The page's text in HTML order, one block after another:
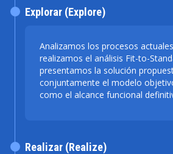
Analizamos los procesos
realizamos el análisis Fit-to-
presentamos la solución
conjuntamente el modelo
como el alcance funcional
Explorar (Explore)
Realizar (Realize)